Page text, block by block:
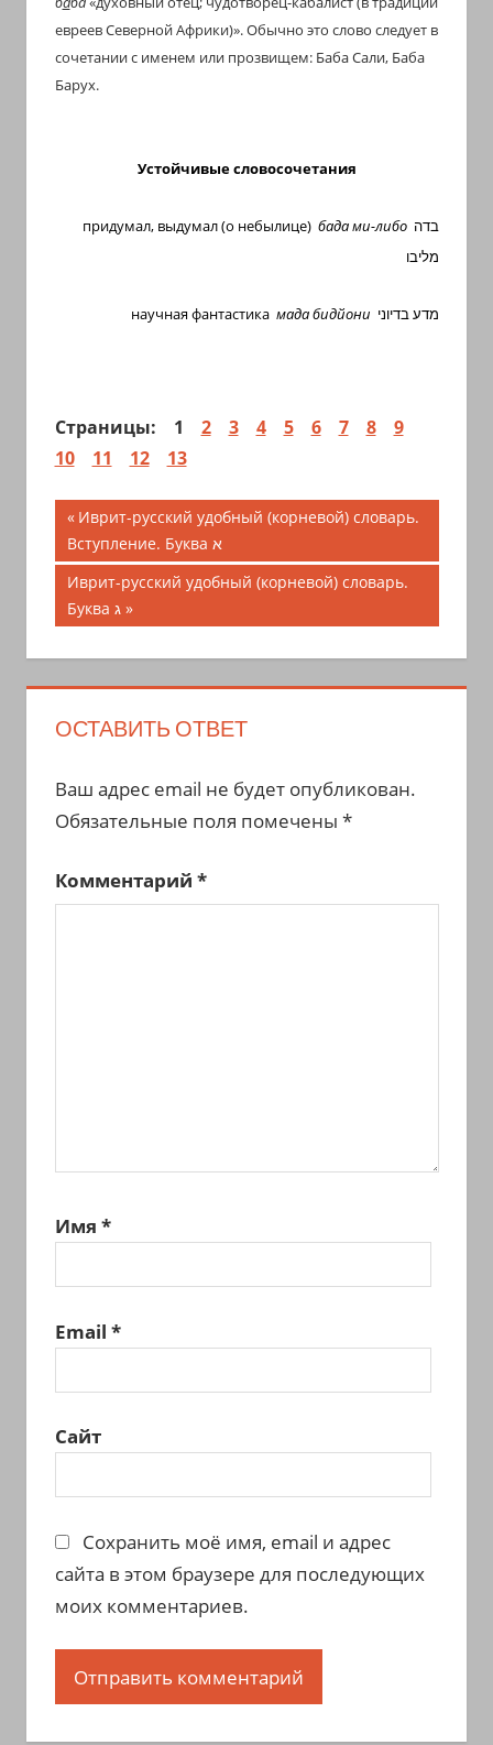
евреев Северной Африки)». Обычно это слово следует в
сочетании с именем или прозвищем: Баба Сали, Баба
Барух.
Устойчивые словосочетания
придумал, выдумал (о небылице) бада ми-либо בדה
מליבו
научная фантастика мада бидйони מדע בדיוני
Страницы: 1 2 3 4 5 6 7 8
9
10
11 12 13
Навигация
по
записям
Предыдущая
запись;
Иврит-русский удобный (корневой) словарь.
Вступление. Буква א
Следующая
запись:
Иврит-русский удобный (корневой) словарь.
Буква ג
ОСТАВИТЬ ОТВЕТ
Ваш адрес email не будет опубликован.
Обязательные поля помечены *
Комментарий *
Имя *
Email *
Сайт
Сохранить моё имя, email и адрес
сайта в этом браузере для последующих
моих комментариев.